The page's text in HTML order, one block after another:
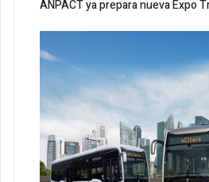
ANPACT ya prepara nueva Expo